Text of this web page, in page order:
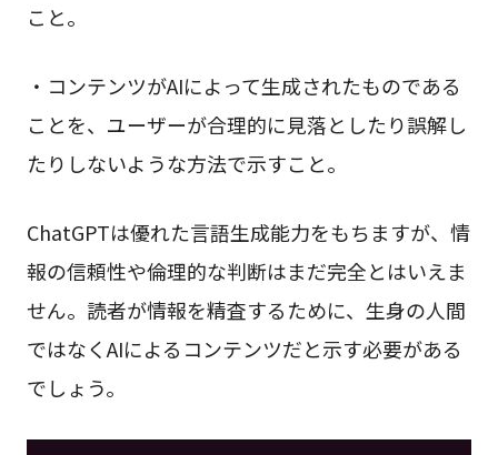
こと。
・コンテンツがAIによって生成されたものである
ことを、ユーザーが合理的に見落としたり誤解し
たりしないような方法で示すこと。
ChatGPTは優れた言語生成能力をもちますが、情
報の信頼性や倫理的な判断はまだ完全とはいえま
せん。読者が情報を精査するために、生身の人間
ではなくAIによるコンテンツだと示す必要がある
でしょう。